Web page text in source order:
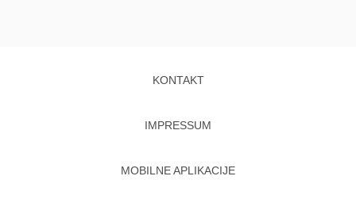
KONTAKT
IMPRESSUM
MOBILNE APLIKACIJE